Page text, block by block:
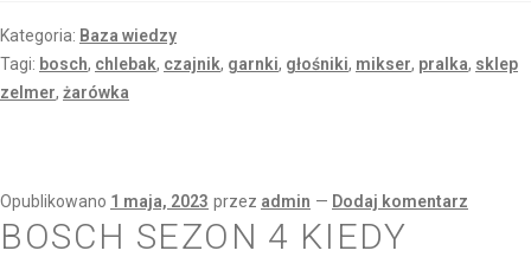
Kategoria: Baza wiedzy
Tagi: bosch, chlebak, czajnik, garnki, głośniki, mikser, pralka, sklep
zelmer, żarówka
Opublikowano 1 maja, 2023 przez admin — Dodaj komentarz
BOSCH SEZON 4 KIEDY